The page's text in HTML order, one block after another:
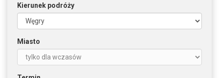
Kierunek podróży
Miasto